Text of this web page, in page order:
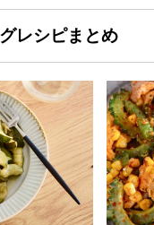
レシピまとめ